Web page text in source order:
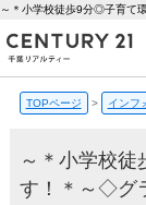
TOPページ > インフ
～＊小学校
す！＊～◇グ